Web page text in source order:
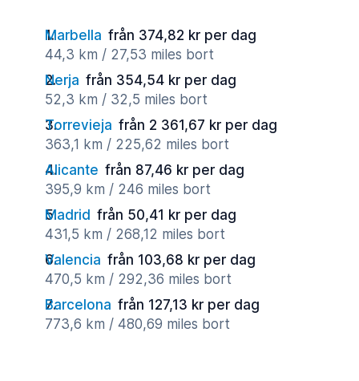
Marbella från 374,82 kr per dag
44,3 km / 27,53 miles bort
Nerja från 354,54 kr per dag
52,3 km / 32,5 miles bort
Torrevieja från 2 361,67 kr per dag
363,1 km / 225,62 miles bort
Alicante från 87,46 kr per dag
395,9 km / 246 miles bort
Madrid från 50,41 kr per dag
431,5 km / 268,12 miles bort
Valencia från 103,68 kr per dag
470,5 km / 292,36 miles bort
Barcelona från 127,13 kr per dag
773,6 km / 480,69 miles bort